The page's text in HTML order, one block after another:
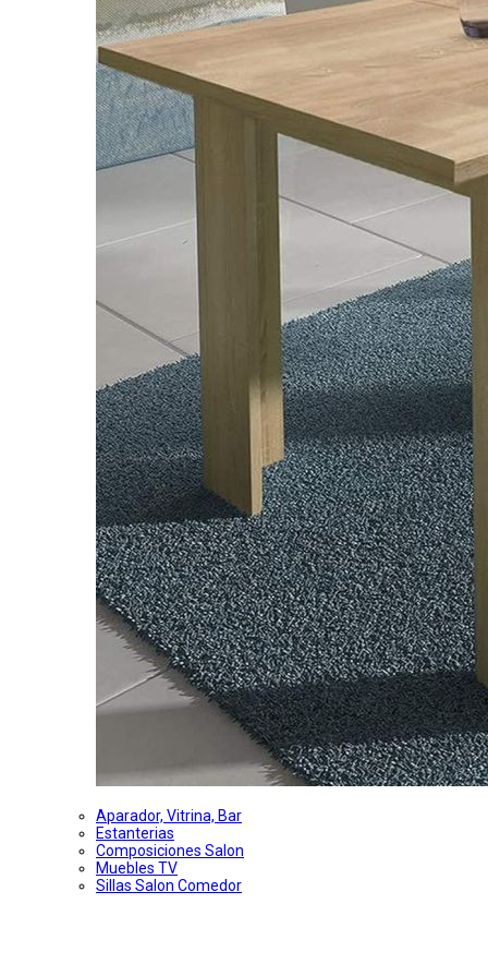
Aparador, Vitrina, Bar
Estanterias
Composiciones Salon
Muebles TV
Sillas Salon Comedor